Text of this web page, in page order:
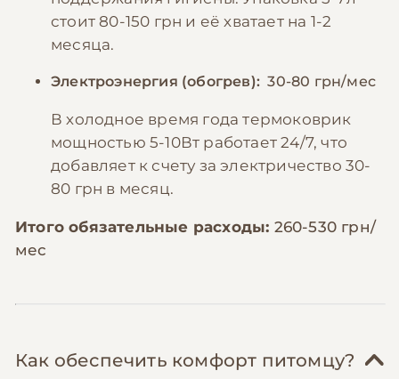
стоит 80-150 грн и её хватает на 1-2
месяца.
Электроэнергия (обогрев): 30-80 грн/мес
В холодное время года термоковрик
мощностью 5-10Вт работает 24/7, что
добавляет к счету за электричество 30-
80 грн в месяц.
Итого обязательные расходы: 260-530 грн/
мес
Как обеспечить комфорт питомцу?